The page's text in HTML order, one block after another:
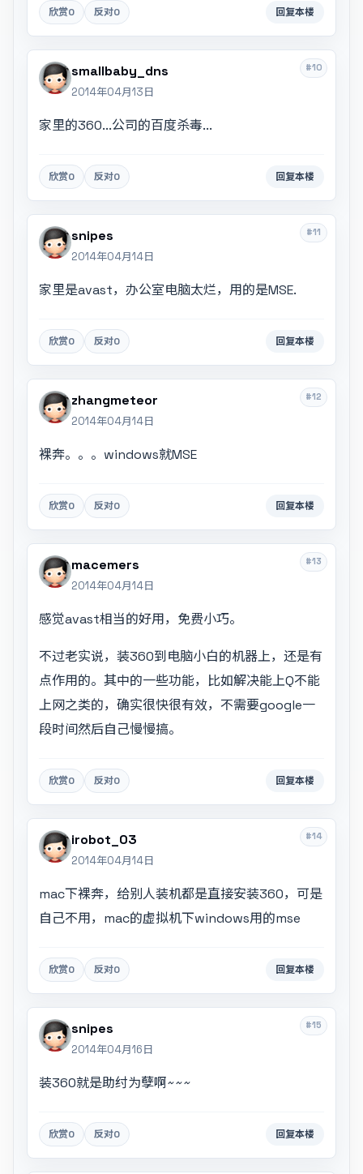
欣赏0 反对0 回复本楼
#10
smallbaby_dns
2014年04月13日
家里的360...公司的百度杀毒...
欣赏0 反对0 回复本楼
#11
snipes
2014年04月14日
家里是avast，办公室电脑太烂，用的是MSE.
欣赏0 反对0 回复本楼
#12
zhangmeteor
2014年04月14日
裸奔。。。windows就MSE
欣赏0 反对0 回复本楼
#13
macemers
2014年04月14日
感觉avast相当的好用，免费小巧。
不过老实说，装360到电脑小白的机器上，还是有
点作用的。其中的一些功能，比如解决能上Q不能
上网之类的，确实很快很有效，不需要google一
段时间然后自己慢慢搞。
欣赏0 反对0 回复本楼
#14
irobot_03
2014年04月14日
mac下裸奔，给别人装机都是直接安装360，可是
自己不用，mac的虚拟机下windows用的mse
欣赏0 反对0 回复本楼
#15
snipes
2014年04月16日
装360就是助纣为孽啊~~~
欣赏0 反对0 回复本楼